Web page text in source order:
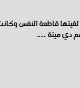
قاطعة النفس
عم دي ميتة ….